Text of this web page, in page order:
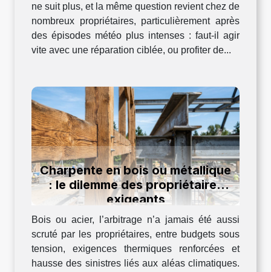
ne suit plus, et la même question revient chez de
nombreux propriétaires, particulièrement après
des épisodes météo plus intenses : faut-il agir
vite avec une réparation ciblée, ou profiter de...
Charpente en bois ou métallique
: le dilemme des propriétaires
exigeants
Bois ou acier, l’arbitrage n’a jamais été aussi
scruté par les propriétaires, entre budgets sous
tension, exigences thermiques renforcées et
hausse des sinistres liés aux aléas climatiques.